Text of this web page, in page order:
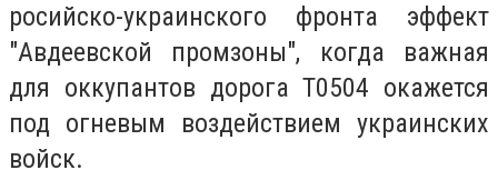
росийско-украинского фронта эффект
"Авдеевской промзоны", когда важная
для оккупантов дорога Т0504 окажется
под огневым воздействием украинских
войск.